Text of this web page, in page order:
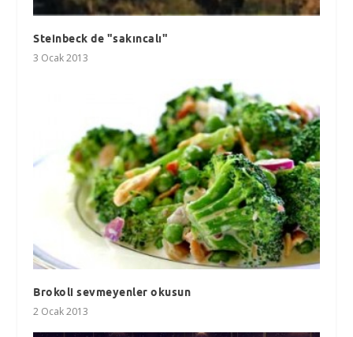
Steinbeck de "sakıncalı"
3 Ocak 2013
Brokoli sevmeyenler okusun
2 Ocak 2013